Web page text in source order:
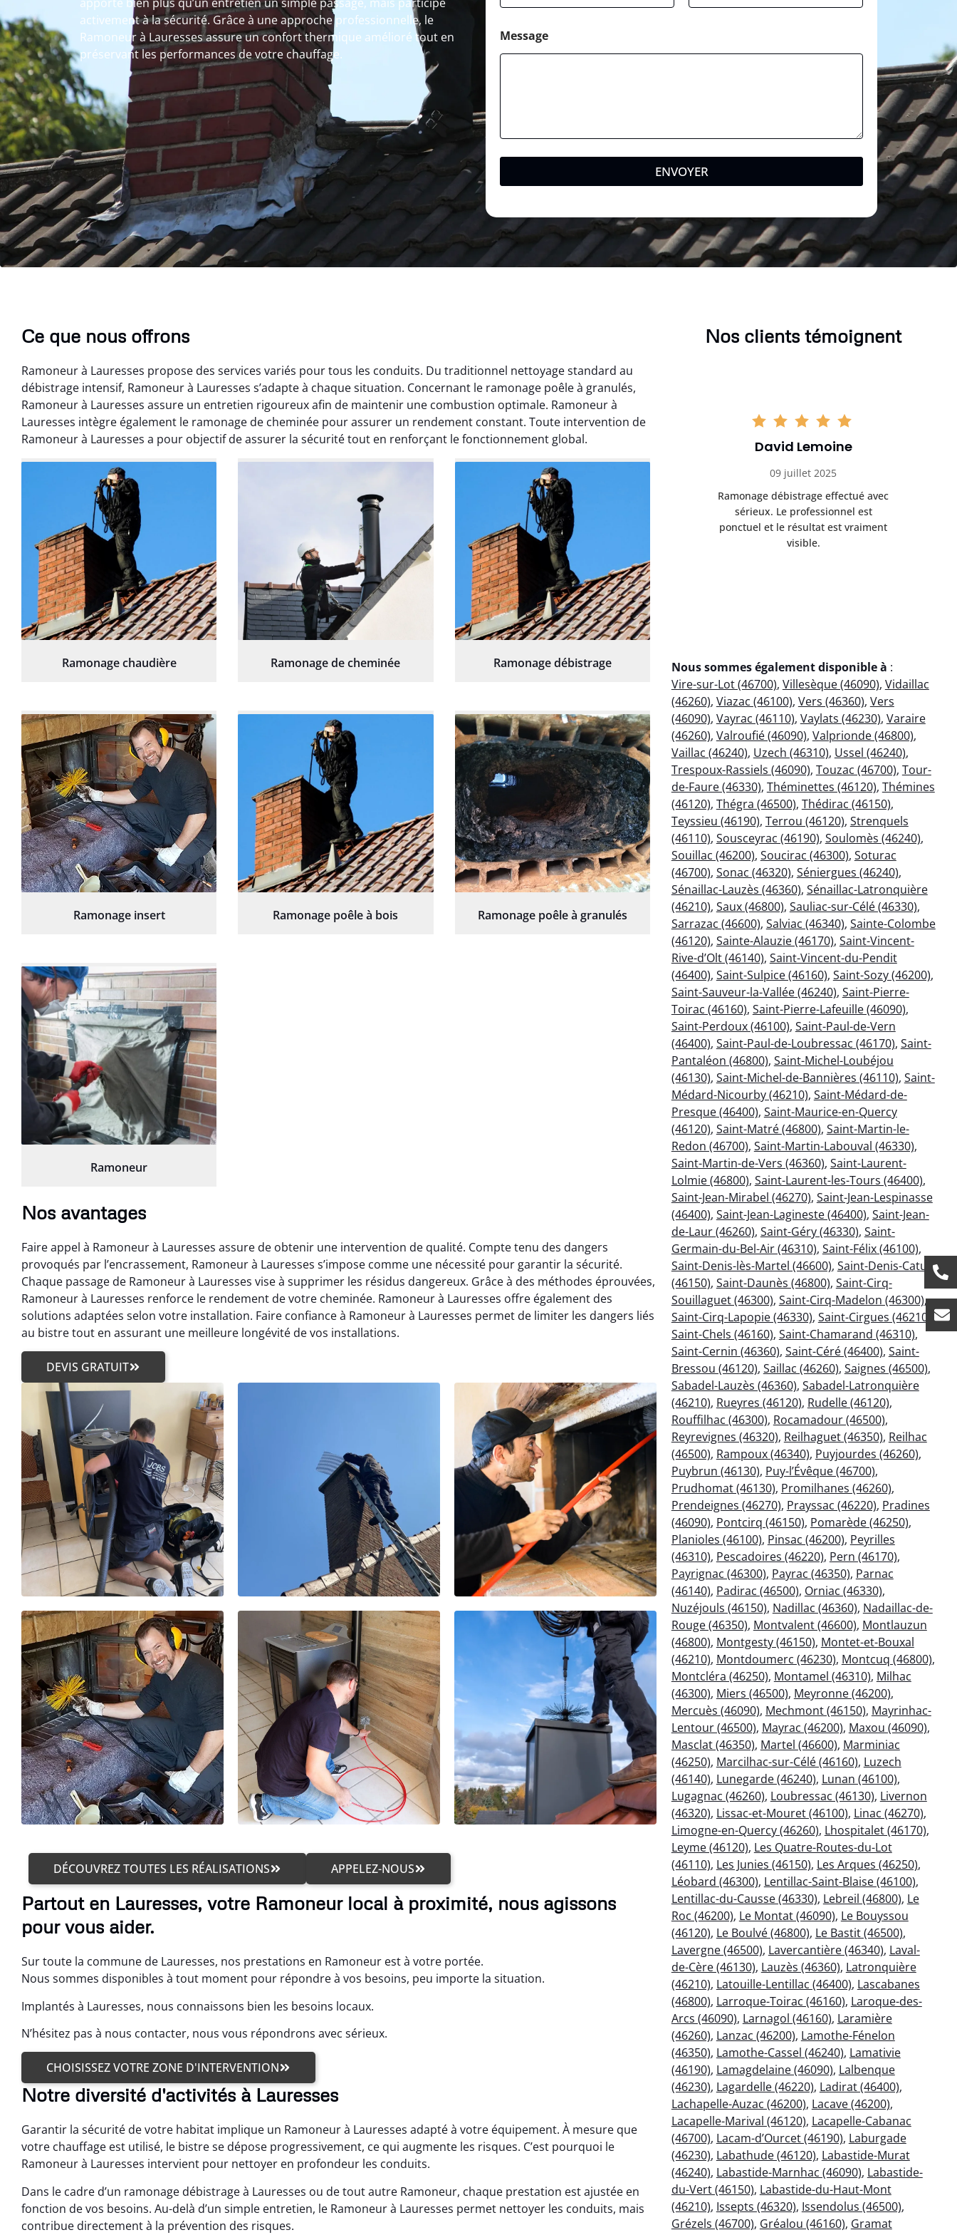
activement à la sécurité. Grâce à une approche professionnelle, le
Ramoneur à Lauresses assure un confort thermique amélioré tout en
préservant les performances de votre chauffage.
Message
ENVOYER
Ce que nous offrons
Ramoneur à Lauresses propose des services variés pour tous les conduits. Du traditionnel nettoyage standard au
débistrage intensif, Ramoneur à Lauresses s’adapte à chaque situation. Concernant le ramonage poêle à granulés,
Ramoneur à Lauresses assure un entretien rigoureux afin de maintenir une combustion optimale. Ramoneur à
Lauresses intègre également le ramonage de cheminée pour assurer un rendement constant. Toute intervention de
Ramoneur à Lauresses a pour objectif de assurer la sécurité tout en renforçant le fonctionnement global.
Ramonage chaudière Ramonage de cheminée Ramonage débistrage
Ramonage insert Ramonage poêle à bois Ramonage poêle à granulés
Ramoneur
Nos avantages
Faire appel à Ramoneur à Lauresses assure de obtenir une intervention de qualité. Compte tenu des dangers
provoqués par l’encrassement, Ramoneur à Lauresses s’impose comme une nécessité pour garantir la sécurité.
Chaque passage de Ramoneur à Lauresses vise à supprimer les résidus dangereux. Grâce à des méthodes éprouvées,
Ramoneur à Lauresses renforce le rendement de votre cheminée. Ramoneur à Lauresses offre également des
solutions adaptées selon votre installation. Faire confiance à Ramoneur à Lauresses permet de limiter les dangers liés
au bistre tout en assurant une meilleure longévité de vos installations.
DEVIS GRATUIT
DÉCOUVREZ TOUTES LES RÉALISATIONS APPELEZ-NOUS
Partout en Lauresses, votre Ramoneur local à proximité, nous agissons
pour vous aider.
Sur toute la commune de Lauresses, nos prestations en Ramoneur est à votre portée.
Nous sommes disponibles à tout moment pour répondre à vos besoins, peu importe la situation.
Implantés à Lauresses, nous connaissons bien les besoins locaux.
N’hésitez pas à nous contacter, nous vous répondrons avec sérieux.
CHOISISSEZ VOTRE ZONE D'INTERVENTION
Notre diversité d'activités à Lauresses
Garantir la sécurité de votre habitat implique un Ramoneur à Lauresses adapté à votre équipement. À mesure que
votre chauffage est utilisé, le bistre se dépose progressivement, ce qui augmente les risques. C’est pourquoi le
Ramoneur à Lauresses intervient pour nettoyer en profondeur les conduits.
Dans le cadre d’un ramonage débistrage à Lauresses ou de tout autre Ramoneur, chaque prestation est ajustée en
fonction de vos besoins. Au-delà d’un simple entretien, le Ramoneur à Lauresses permet nettoyer les conduits, mais
contribue directement à la prévention des risques.
Nos clients témoignent
Benoît Lavigne
Ramonage débistrage réalisé dans
les règles. Travail efficace, propre et
sans mauvaise surprise. Je
recommande.
Anthony Caron
14 juin 2025
Très bon service de ramonage
débistrage. Le conduit était très
encrassé et tout a été nettoyé
parfaitement. Travail soigné.
David Lemoine
09 juillet 2025
Ramonage débistrage effectué avec
sérieux. Le professionnel est
ponctuel et le résultat est vraiment
visible.
Nous sommes également disponible à :
Vire-sur-Lot (46700), Villesèque (46090), Vidaillac
(46260), Viazac (46100), Vers (46360), Vers
(46090), Vayrac (46110), Vaylats (46230), Varaire
(46260), Valroufié (46090), Valprionde (46800),
Vaillac (46240), Uzech (46310), Ussel (46240),
Trespoux-Rassiels (46090), Touzac (46700), Tour-
de-Faure (46330), Théminettes (46120), Thémines
(46120), Thégra (46500), Thédirac (46150),
Teyssieu (46190), Terrou (46120), Strenquels
(46110), Sousceyrac (46190), Soulomès (46240),
Souillac (46200), Soucirac (46300), Soturac
(46700), Sonac (46320), Séniergues (46240),
Sénaillac-Lauzès (46360), Sénaillac-Latronquière
(46210), Saux (46800), Sauliac-sur-Célé (46330),
Sarrazac (46600), Salviac (46340), Sainte-Colombe
(46120), Sainte-Alauzie (46170), Saint-Vincent-
Rive-d’Olt (46140), Saint-Vincent-du-Pendit
(46400), Saint-Sulpice (46160), Saint-Sozy (46200),
Saint-Sauveur-la-Vallée (46240), Saint-Pierre-
Toirac (46160), Saint-Pierre-Lafeuille (46090),
Saint-Perdoux (46100), Saint-Paul-de-Vern
(46400), Saint-Paul-de-Loubressac (46170), Saint-
Pantaléon (46800), Saint-Michel-Loubéjou
(46130), Saint-Michel-de-Bannières (46110), Saint-
Médard-Nicourby (46210), Saint-Médard-de-
Presque (46400), Saint-Maurice-en-Quercy
(46120), Saint-Matré (46800), Saint-Martin-le-
Redon (46700), Saint-Martin-Labouval (46330),
Saint-Martin-de-Vers (46360), Saint-Laurent-
Lolmie (46800), Saint-Laurent-les-Tours (46400),
Saint-Jean-Mirabel (46270), Saint-Jean-Lespinasse
(46400), Saint-Jean-Lagineste (46400), Saint-Jean-
de-Laur (46260), Saint-Géry (46330), Saint-
Germain-du-Bel-Air (46310), Saint-Félix (46100),
Saint-Denis-lès-Martel (46600), Saint-Denis-Catus
(46150), Saint-Daunès (46800), Saint-Cirq-
Souillaguet (46300), Saint-Cirq-Madelon (46300),
Saint-Cirq-Lapopie (46330), Saint-Cirgues (46210)
Saint-Chels (46160), Saint-Chamarand (46310),
Saint-Cernin (46360), Saint-Céré (46400), Saint-
Bressou (46120), Saillac (46260), Saignes (46500),
Sabadel-Lauzès (46360), Sabadel-Latronquière
(46210), Rueyres (46120), Rudelle (46120),
Rouffilhac (46300), Rocamadour (46500),
Reyrevignes (46320), Reilhaguet (46350), Reilhac
(46500), Rampoux (46340), Puyjourdes (46260),
Puybrun (46130), Puy-l’Évêque (46700),
Prudhomat (46130), Promilhanes (46260),
Prendeignes (46270), Prayssac (46220), Pradines
(46090), Pontcirq (46150), Pomarède (46250),
Planioles (46100), Pinsac (46200), Peyrilles
(46310), Pescadoires (46220), Pern (46170),
Payrignac (46300), Payrac (46350), Parnac
(46140), Padirac (46500), Orniac (46330),
Nuzéjouls (46150), Nadillac (46360), Nadaillac-de-
Rouge (46350), Montvalent (46600), Montlauzun
(46800), Montgesty (46150), Montet-et-Bouxal
(46210), Montdoumerc (46230), Montcuq (46800),
Montcléra (46250), Montamel (46310), Milhac
(46300), Miers (46500), Meyronne (46200),
Mercuès (46090), Mechmont (46150), Mayrinhac-
Lentour (46500), Mayrac (46200), Maxou (46090),
Masclat (46350), Martel (46600), Marminiac
(46250), Marcilhac-sur-Célé (46160), Luzech
(46140), Lunegarde (46240), Lunan (46100),
Lugagnac (46260), Loubressac (46130), Livernon
(46320), Lissac-et-Mouret (46100), Linac (46270),
Limogne-en-Quercy (46260), Lhospitalet (46170),
Leyme (46120), Les Quatre-Routes-du-Lot
(46110), Les Junies (46150), Les Arques (46250),
Léobard (46300), Lentillac-Saint-Blaise (46100),
Lentillac-du-Causse (46330), Lebreil (46800), Le
Roc (46200), Le Montat (46090), Le Bouyssou
(46120), Le Boulvé (46800), Le Bastit (46500),
Lavergne (46500), Lavercantière (46340), Laval-
de-Cère (46130), Lauzès (46360), Latronquière
(46210), Latouille-Lentillac (46400), Lascabanes
(46800), Larroque-Toirac (46160), Laroque-des-
Arcs (46090), Larnagol (46160), Laramière
(46260), Lanzac (46200), Lamothe-Fénelon
(46350), Lamothe-Cassel (46240), Lamativie
(46190), Lamagdelaine (46090), Lalbenque
(46230), Lagardelle (46220), Ladirat (46400),
Lachapelle-Auzac (46200), Lacave (46200),
Lacapelle-Marival (46120), Lacapelle-Cabanac
(46700), Lacam-d’Ourcet (46190), Laburgade
(46230), Labathude (46120), Labastide-Murat
(46240), Labastide-Marnhac (46090), Labastide-
du-Vert (46150), Labastide-du-Haut-Mont
(46210), Issepts (46320), Issendolus (46500),
Grézels (46700), Gréalou (46160), Gramat